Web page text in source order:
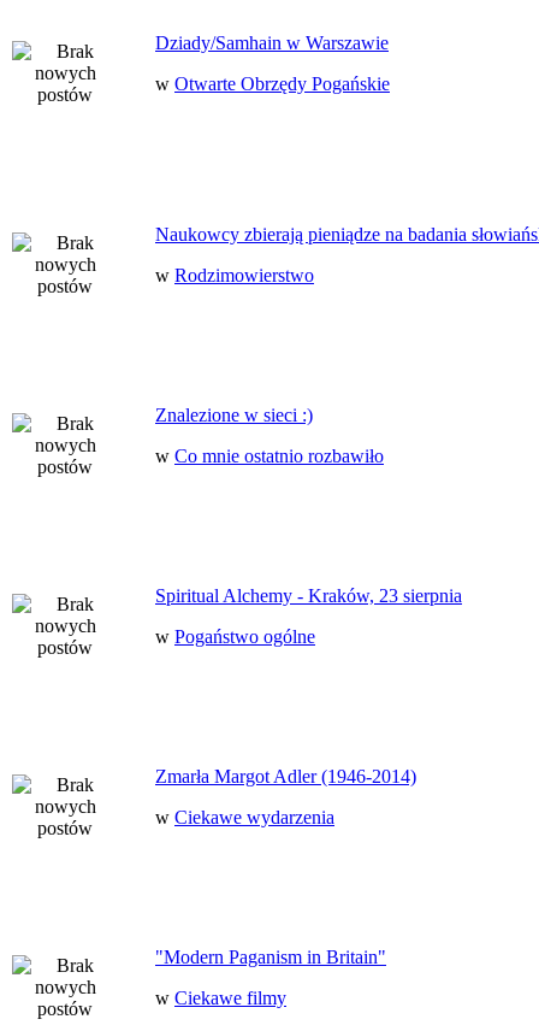
Dziady/Samhain w Warszawie
w Otwarte Obrzędy Pogańskie
Naukowcy zbierają pieniądze na badania
w Rodzimowierstwo
Znalezione w sieci :)
w Co mnie ostatnio rozbawiło
Spiritual Alchemy - Kraków, 23 sierpnia
w Pogaństwo ogólne
Zmarła Margot Adler (1946-2014)
w Ciekawe wydarzenia
"Modern Paganism in Britain"
w Ciekawe filmy